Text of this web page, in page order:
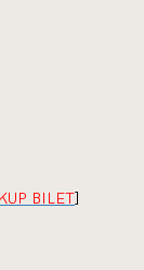
KUP BILET]